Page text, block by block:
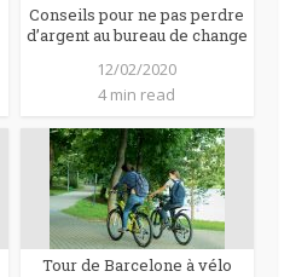
Conseils pour ne pas perdre
d’argent au bureau de change
12/02/2020
4 min read
Tour de Barcelone à vélo